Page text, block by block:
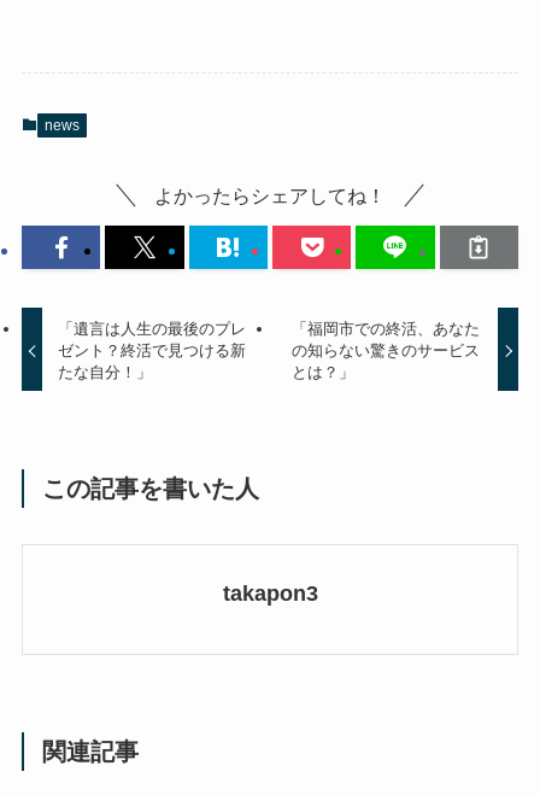
news
よかったらシェアしてね！
「遺言は人生の最後のプレ
ゼント？終活で見つける新
たな自分！」
「福岡市での終活、あなた
の知らない驚きのサービス
とは？」
この記事を書いた人
takapon3
関連記事